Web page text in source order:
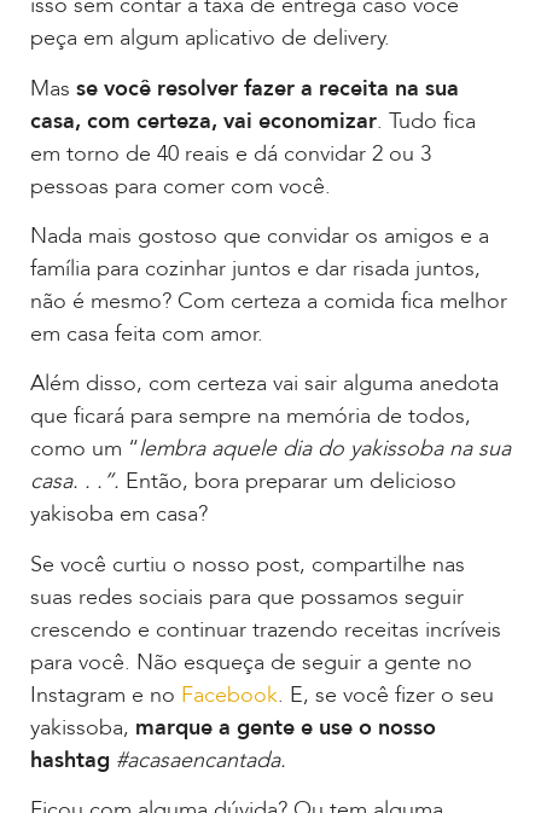
peça em algum aplicativo de delivery.
Mas se você resolver fazer a receita na sua
casa, com certeza, vai economizar. Tudo fica
em torno de 40 reais e dá convidar 2 ou 3
pessoas para comer com você.
Nada mais gostoso que convidar os amigos e a
família para cozinhar juntos e dar risada juntos,
não é mesmo? Com certeza a comida fica melhor
em casa feita com amor.
Além disso, com certeza vai sair alguma anedota
que ficará para sempre na memória de todos,
como um “lembra aquele dia do yakissoba na sua
casa. . .”. Então, bora preparar um delicioso
yakisoba em casa?
Se você curtiu o nosso post, compartilhe nas
suas redes sociais para que possamos seguir
crescendo e continuar trazendo receitas incríveis
para você. Não esqueça de seguir a gente no
Instagram e no Facebook. E, se você fizer o seu
yakissoba, marque a gente e use o nosso
hashtag #acasaencantada.